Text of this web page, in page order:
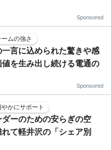
Sponsored
ムの強さ
一言に込められた驚きや感
を生み出し続ける電通の
Sponsored
かにサポート
ダーのための安らぎの空
て軽井沢の「シェア別